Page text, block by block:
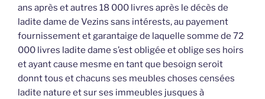
ans après et autres 18 000 livres après le décès de
ladite dame de Vezins sans intérests, au payement
fournissement et garantaige de laquelle somme de 72
000 livres ladite dame s’est obligée et oblige ses hoirs
et ayant cause mesme en tant que besoign seroit
donnt tous et chacuns ses meubles choses censées
ladite nature et sur ses immeubles jusques à